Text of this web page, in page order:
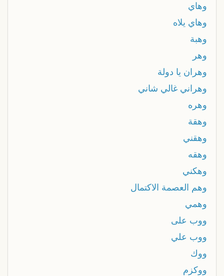
وهاي
وهاي يلاه
وهبة
وهر
وهران يا دولة
وهراني غالي شاني
وهره
وهقة
وهقني
وهقه
وهكني
وهم العصمة الاكتمال
وهمي
ووب على
ووب علي
ووك
ووكزم